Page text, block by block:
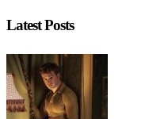
Latest Posts